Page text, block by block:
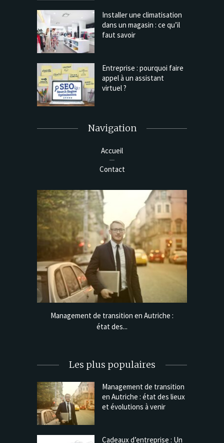
Installer une climatisation
dans un magasin : ce qu’il
faut savoir
Entreprise : pourquoi faire
appel à un assistant
virtuel ?
Navigation
Accueil
Contact
Management de transition en Autriche :
état des...
Les plus populaires
Management de transition
en Autriche : état des lieux
et évolutions à venir
Cadeaux d’entreprise : Un